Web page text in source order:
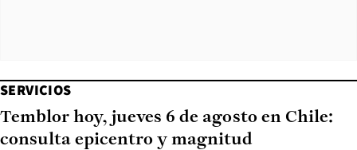
SERVICIOS
Temblor hoy, jueves 6 de agosto en Chile:
consulta epicentro y magnitud